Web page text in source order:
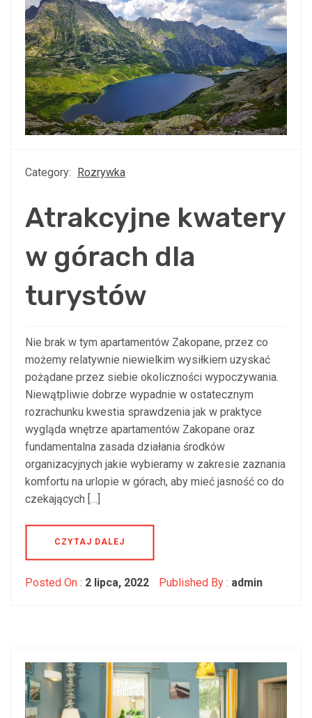
Category: Rozrywka
Atrakcyjne kwatery
w górach dla
turystów
Nie brak w tym apartamentów Zakopane, przez co
możemy relatywnie niewielkim wysiłkiem uzyskać
pożądane przez siebie okoliczności wypoczywania.
Niewątpliwie dobrze wypadnie w ostatecznym
rozrachunku kwestia sprawdzenia jak w praktyce
wygląda wnętrze apartamentów Zakopane oraz
fundamentalna zasada działania środków
organizacyjnych jakie wybieramy w zakresie zaznania
komfortu na urlopie w górach, aby mieć jasność co do
czekających […]
CZYTAJ DALEJ
Posted On : 2 lipca, 2022 Published By : admin